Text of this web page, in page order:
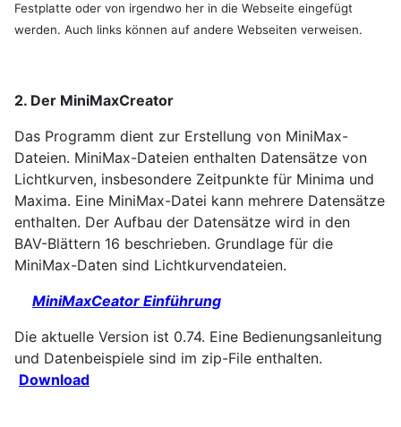
Festplatte oder von irgendwo her in die Webseite eingefügt
werden. Auch links können auf andere Webseiten verweisen.
2. Der MiniMaxCreator
Das Programm dient zur Erstellung von MiniMax-
Dateien. MiniMax-Dateien enthalten Datensätze von
Lichtkurven, insbesondere Zeitpunkte für Minima und
Maxima. Eine MiniMax-Datei kann mehrere Datensätze
enthalten. Der Aufbau der Datensätze wird in den
BAV-Blättern 16 beschrieben. Grundlage für die
MiniMax-Daten sind Lichtkurvendateien.
MiniMaxCeator Einführung
Die aktuelle Version ist 0.74. Eine Bedienungsanleitung
und Datenbeispiele sind im zip-File enthalten.
Download